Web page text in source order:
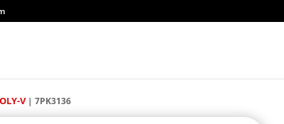
V| 7PK3136